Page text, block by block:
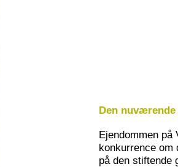
Den
Ejendommen på
konkurrence om
på den stiftende